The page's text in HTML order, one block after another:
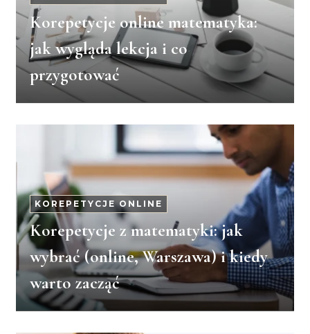
Korepetycje online matematyka:
jak wygląda lekcja i co
przygotować
KOREPETYCJE ONLINE
Korepetycje z matematyki: jak
wybrać (online, Warszawa) i kiedy
warto zacząć